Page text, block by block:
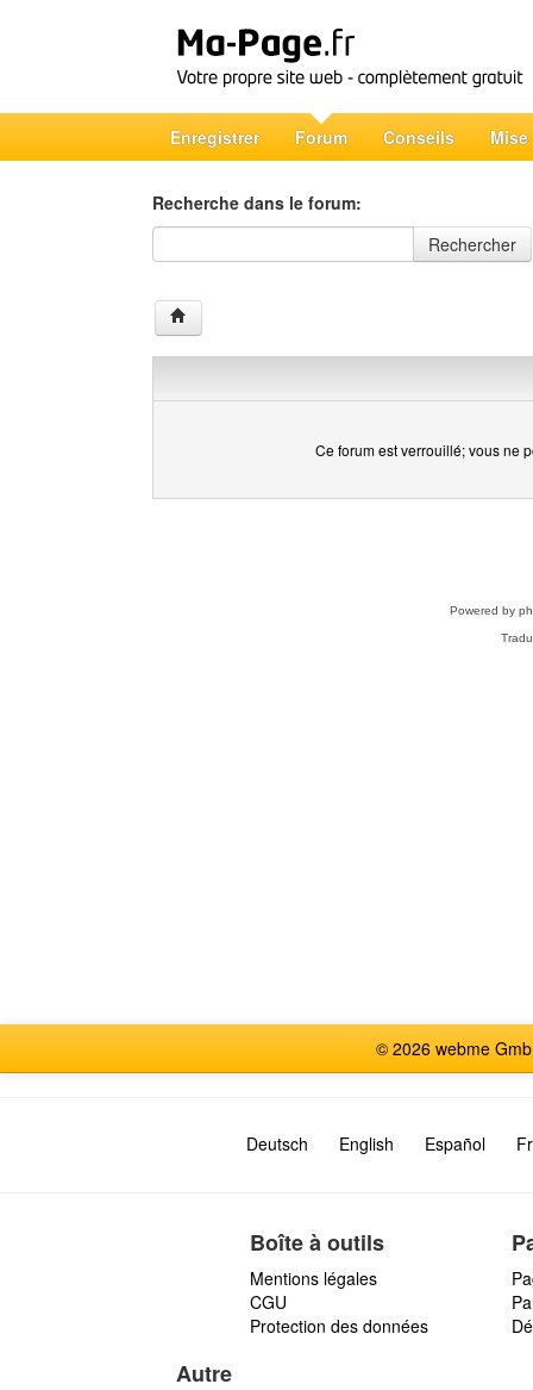
Enregistrer Forum Conseils Mise
Recherche dans le forum:
Recherche dans le forum
Rechercher
Ce forum est verrouillé; vous ne
Powered by
© 2026 webme
Deutsch English Español
Boîte à outils
Mentions légales
CGU
Protection des données
Autre